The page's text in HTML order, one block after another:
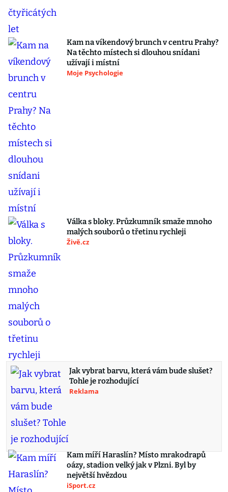
Kam na víkendový brunch v centru Prahy?
Na těchto místech si dlouhou snídani
užívají i místní
Moje Psychologie
Válka s bloky. Průzkumník smaže mnoho
malých souborů o třetinu rychleji
Živě.cz
Jak vybrat barvu, která vám bude slušet?
Tohle je rozhodující
Reklama
Kam míří Haraslín? Místo mrakodrapů
oázy, stadion velký jak v Plzni. Byl by
největší hvězdou
iSport.cz